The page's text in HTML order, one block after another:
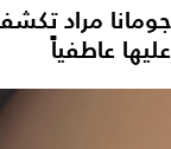
جومانا مراد
عليها عاطفياً